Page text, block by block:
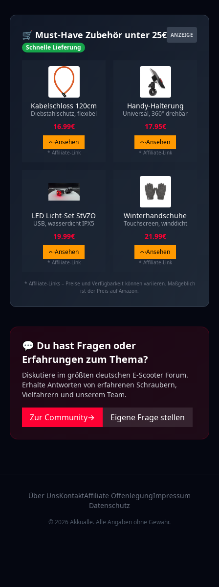
🛒 Must-Have Zubehör unter 25€ ANZEIGE
Schnelle Lieferung
Kabelschloss 120cm
Diebstahlschutz, flexibel
16.99€
Ansehen
* Affiliate-Link
Handy-Halterung
Universal, 360° drehbar
17.95€
Ansehen
* Affiliate-Link
LED Licht-Set StVZO
USB, wasserdicht IPX5
19.99€
Ansehen
* Affiliate-Link
Winterhandschuhe
Touchscreen, winddicht
21.99€
Ansehen
* Affiliate-Link
* Affiliate-Links – Preise und Verfügbarkeit können variieren. Maßgeblich
ist der Preis auf Amazon.
💬 Du hast Fragen oder
Erfahrungen zum Thema?
Diskutiere im größten deutschen E-Scooter Forum.
Erhalte Antworten von erfahrenen Schraubern,
Vielfahrern und unserem Team.
Zur Community→ Eigene Frage stellen
Über UnsKontaktAffiliate OffenlegungImpressum
Datenschutz
© 2026 Akkualle. Alle Angaben ohne Gewähr.